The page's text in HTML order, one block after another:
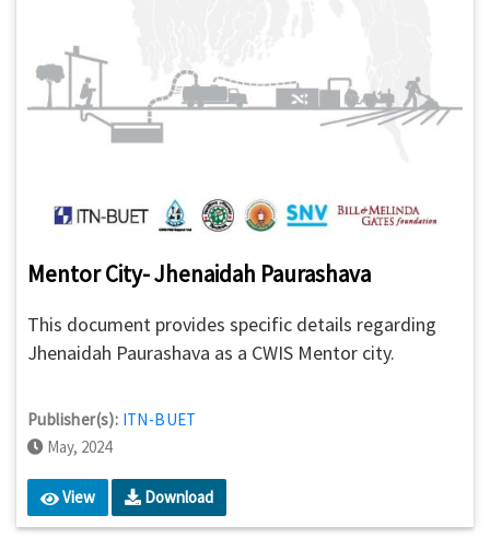
Mentor City- Jhenaidah Paurashava
This document provides specific details regarding
Jhenaidah Paurashava as a CWIS Mentor city.
Publisher(s): ITN-BUET
May, 2024
View Download